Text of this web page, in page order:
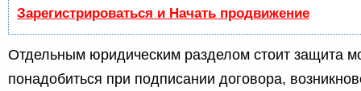
Зарегистрироваться и Начать продвижение
Отдельным юридическим разделом стоит защита
понадобиться при подписании договора,